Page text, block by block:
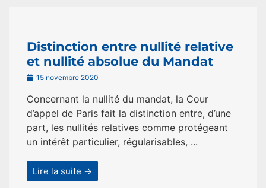
Distinction entre nullité relative
et nullité absolue du Mandat
15 novembre 2020
Concernant la nullité du mandat, la Cour
d’appel de Paris fait la distinction entre, d’une
part, les nullités relatives comme protégeant
un intérêt particulier, régularisables, ...
Lire la suite →